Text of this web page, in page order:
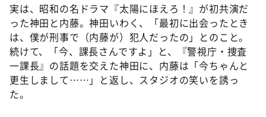
実は、昭和の名ドラマ『太陽にほえろ！』が初共演だ
った神田と内藤。神田いわく、「最初に出会ったとき
は、僕が刑事で（内藤が）犯人だったの」とのこと。
続けて、「今、課長さんですよ」と、『警視庁・捜査
一課長』の話題を交えた神田に、内藤は「今ちゃんと
更生しまして……」と返し、スタジオの笑いを誘っ
た。